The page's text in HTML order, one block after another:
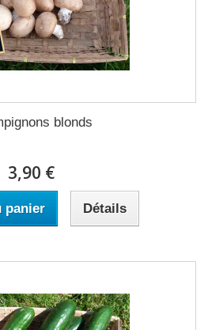
blonds
3,90 €
panier Détails